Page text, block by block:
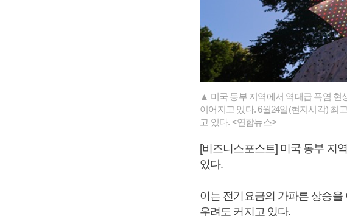
▲ 미국 동부 지역에서 역대급 폭염 현
이어지고 있다. 6월24일(현지시각) 최
고 있다. <연합뉴스>
[비즈니스포스트] 미국 동부 지
있다.
이는 전기요금의 가파른 상승
우려도 커지고 있다.